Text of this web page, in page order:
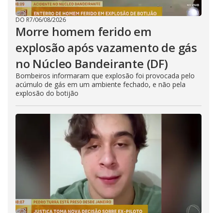
DO R7/06/08/2026
Morre homem ferido em
explosão após vazamento de gás
no Núcleo Bandeirante (DF)
Bombeiros informaram que explosão foi provocada pelo
acúmulo de gás em um ambiente fechado, e não pela
explosão do botijão